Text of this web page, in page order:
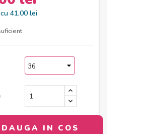
41,00 lei
IN COS